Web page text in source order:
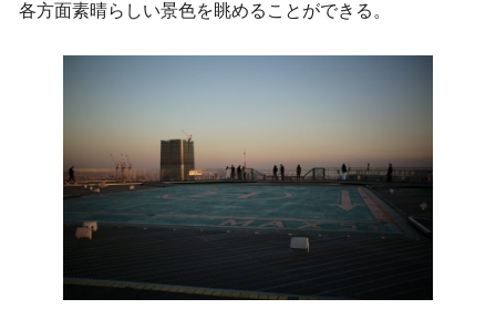
各方面素晴らしい景色を眺めることができる。